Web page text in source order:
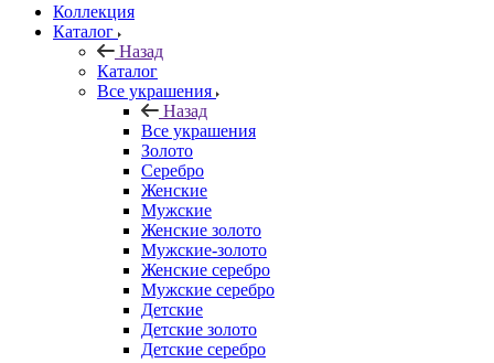
Коллекция
Каталог
Назад
Каталог
Все украшения
Назад
Все украшения
Золото
Серебро
Женские
Мужские
Женские золото
Мужские-золото
Женские серебро
Мужские серебро
Детские
Детские золото
Детские серебро